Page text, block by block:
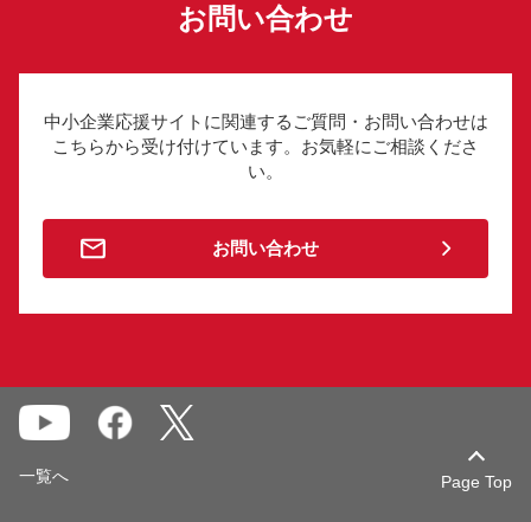
お問い合わせ
中小企業応援サイトに関連するご質問・お問い合わせは
こちらから受け付けています。お気軽にご相談くださ
い。
お問い合わせ
Page Top
一覧へ